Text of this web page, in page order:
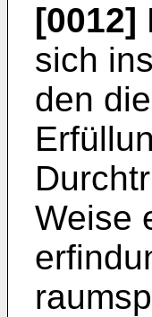
[0012]
sich
den
Weise